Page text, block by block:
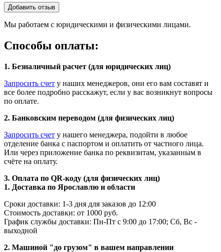
Добавить отзыв
Мы работаем с юридическими и физическими лицами.
Способы оплаты:
1. Безналичный расчет (для юридических лиц)
Запросить счет у наших менеджеров, они его вам составят и
все более подробно расскажут, если у вас возникнут вопросы
по оплате.
2. Банковским переводом (для физических лиц)
Запросить счет у нашего менеджера, подойти в любое
отделение банка с паспортом и оплатить от частного лица.
Или через приложение банка по реквизитам, указанным в
счёте на оплату.
3. Оплата по QR-коду (для физических лиц)
1. Доставка по Ярославлю и области
Сроки доставки: 1-3 дня для заказов до 12:00
Стоимость доставки: от 1000 руб.
График службы доставки: Пн-Пт с 9:00 до 17:00; Сб, Вс -
выходной
2. Машиной "до грузом" в вашем направлении